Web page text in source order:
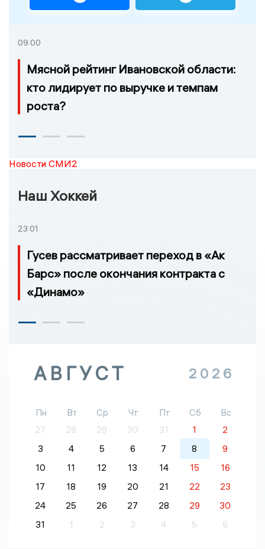
09:00
Мясной рейтинг Ивановской области:
кто лидирует по выручке и темпам
роста?
Новости СМИ2
Наш Хоккей
23:01
Гусев рассматривает переход в «Ак
Барс» после окончания контракта с
«Динамо»
АВГУСТ 2026
Пн Вт Ср Чт Пт Сб
Вс
27
28 29 30 31 1
2
3
4 5 6 7 8
9
10
11 12 13 14 15
16
17
18 19 20 21 22
23
24
25 26 27 28 29
30
31
1 2 3 4 5 6